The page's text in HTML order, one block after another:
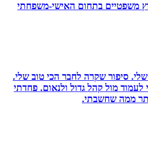
משפטיים בתחום האישי-משפחתי
סיפור שקרה לחבר הכי טוב שלי.
מול קהל גדול ולנאום. פחדתי
ממה שחשבתי.